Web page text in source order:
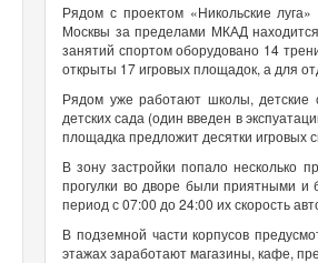
Рядом с проектом «Никольские
Москвы за пределами МКАД
занятий спортом оборудовано 14
открыты 17 игровых площадок, а для
Рядом уже работают школы, детские
детских сада (один введен в
площадка предложит десятки игровых
В зону застройки попало несколько
прогулки во дворе были приятными и
период с 07:00 до 24:00 их скорость
В подземной части корпусов
этажах заработают магазины, кафе,